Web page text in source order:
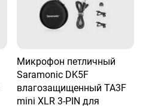
Микрофон петличный
Saramonic DK5F
влагозащищенный TA3F
mini XLR 3-PIN для